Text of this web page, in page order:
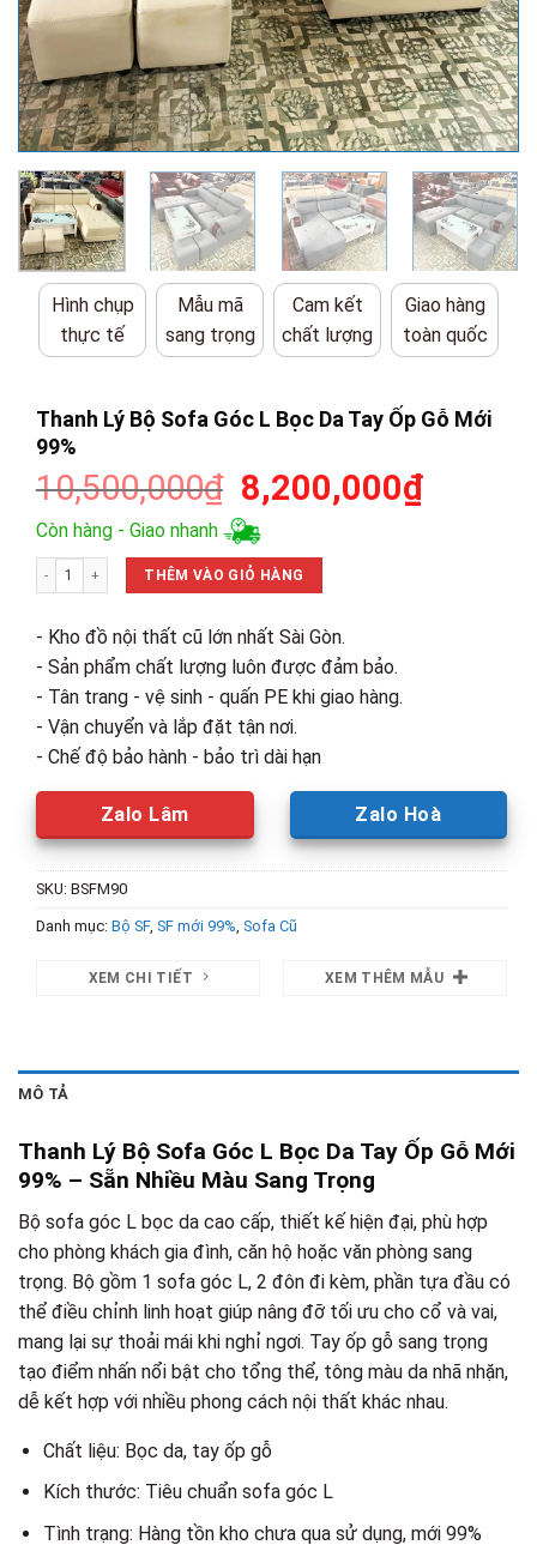
Hình chụp
thực tế
Mẫu mã
sang trọng
Cam kết
chất lượng
Giao hàng
toàn quốc
Thanh Lý Bộ Sofa Góc L Bọc Da Tay Ốp Gỗ Mới
99%
10,500,000₫ Giá
gốc
là:
10,500,000₫.
8,200,000₫Giá
Còn hàng - Giao nhanh
Thanh Lý Bộ Sofa Góc L Bọc Da Tay Ốp Gỗ Mới 99% số lượng
THÊM VÀO GIỎ HÀNG
- Kho đồ nội thất cũ lớn nhất Sài Gòn.
- Sản phẩm chất lượng luôn được đảm bảo.
- Tân trang - vệ sinh - quấn PE khi giao hàng.
- Vận chuyển và lắp đặt tận nơi.
- Chế độ bảo hành - bảo trì dài hạn
Zalo Lâm Zalo Hoà
SKU: BSFM90
Danh mục: Bộ SF, SF mới 99%, Sofa Cũ
XEM CHI TIẾT XEM THÊM MẪU
MÔ TẢ
Thanh Lý Bộ Sofa Góc L Bọc Da Tay Ốp Gỗ Mới
99% – Sẵn Nhiều Màu Sang Trọng
Bộ sofa góc L bọc da cao cấp, thiết kế hiện đại, phù hợp
cho phòng khách gia đình, căn hộ hoặc văn phòng sang
trọng. Bộ gồm 1 sofa góc L, 2 đôn đi kèm, phần tựa đầu có
thể điều chỉnh linh hoạt giúp nâng đỡ tối ưu cho cổ và vai,
mang lại sự thoải mái khi nghỉ ngơi. Tay ốp gỗ sang trọng
tạo điểm nhấn nổi bật cho tổng thể, tông màu da nhã nhặn,
dễ kết hợp với nhiều phong cách nội thất khác nhau.
Chất liệu: Bọc da, tay ốp gỗ
Kích thước: Tiêu chuẩn sofa góc L
Tình trạng: Hàng tồn kho chưa qua sử dụng, mới 99%